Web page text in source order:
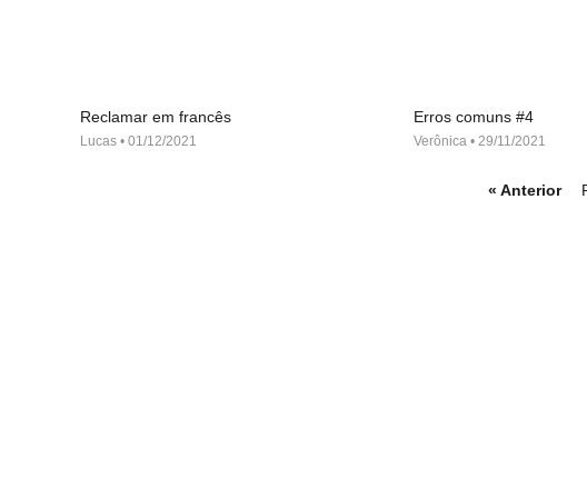
Reclamar em francês
Lucas 01/12/2021
Erros comuns #4
Verônica 29/11/2021
« Anterior